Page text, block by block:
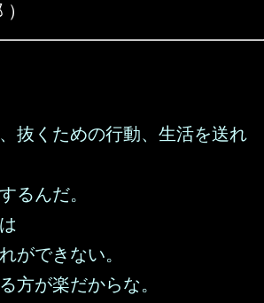
抜くための行動、生活を送れ
るんだ。
ができない。
方が楽だからな。